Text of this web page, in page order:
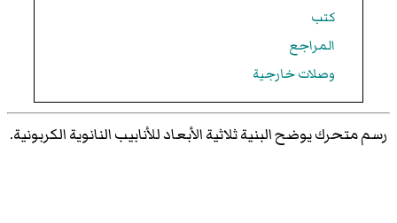
كتب
المراجع
وصلات خارجية
رسم متحرك يوضح البنية ثلاثية الأبعاد للأنابيب النانوية الكربونية.